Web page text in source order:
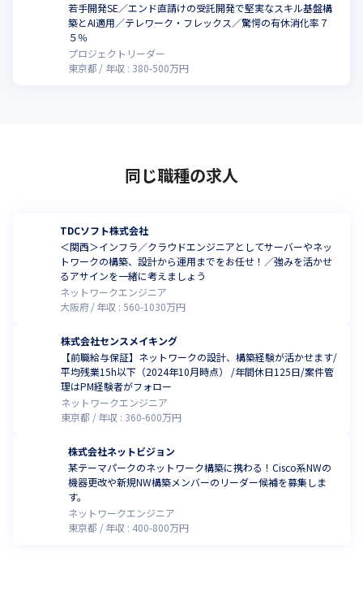
若手開発SE／エンド直請けの受託開発で堅実なスキル基盤構
築とAI適用／テレワーク・フレックス／驚愕の有休消化率７
５％
プロジェクトリーダー
東京都
年収 : 380-500万円
同じ職種の求人
TDCソフト株式会社
＜関西＞インフラ／クラウドエンジニアとしてサーバーやネッ
トワークの構築、設計から運用までをお任せ！／強みを活かせ
るアサインを一緒に考えましょう
ネットワークエンジニア
大阪府
年収 :560-1030万円
株式会社センスメイキング
【前職給与保証】ネットワークの設計、構築経験が活かせます/
平均残業15h以下（2024年10月時点） /年間休日125日/案件管
理はPM経験者がフォロー
ネットワークエンジニア
東京都
年収 : 360-600万円
株式会社ネットビジョン
某テーマパークのネットワーク構築に携わる！Cisco系NWの
機器更改や新規NW構築メンバーのリーダー候補を募集しま
す。
ネットワークエンジニア
東京都
年収 : 400-800万円